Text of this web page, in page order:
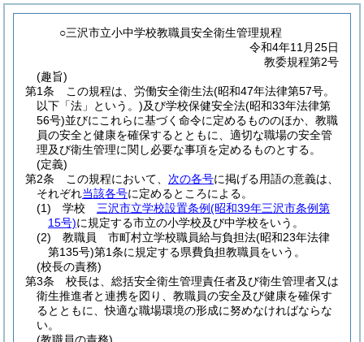
○三沢市立小中学校教職員安全衛生管理規程
令和4年11月25日
教委規程第2号
(趣旨)
第1条
この規程は、労働安全衛生法(昭和47年法律第57号。
以下「法」という。)及び学校保健安全法(昭和33年法律第
56号)並びにこれらに基づく命令に定めるもののほか、教職
員の安全と健康を確保するとともに、適切な職場の安全管
理及び衛生管理に関し必要な事項を定めるものとする。
(定義)
第2条
この規程において、 次の各号に掲げる用語の意義は、
それぞれ当該各号に定めるところによる。
(1)
学校 三沢市立学校設置条例(昭和39年三沢市条例第
15号)に規定する市立の小学校及び中学校をいう。
(2)
教職員 市町村立学校職員給与負担法(昭和23年法律
第135号)第1条に規定する県費負担教職員をいう。
(校長の責務)
第3条
校長は、総括安全衛生管理責任者及び衛生管理者又は
衛生推進者と連携を図り、教職員の安全及び健康を確保す
るとともに、快適な職場環境の形成に努めなければならな
い。